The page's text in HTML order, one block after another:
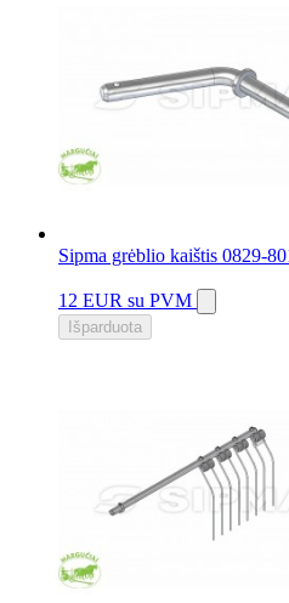
Sipma grėblio kaištis 0829-
12 EUR su PVM
Išparduota